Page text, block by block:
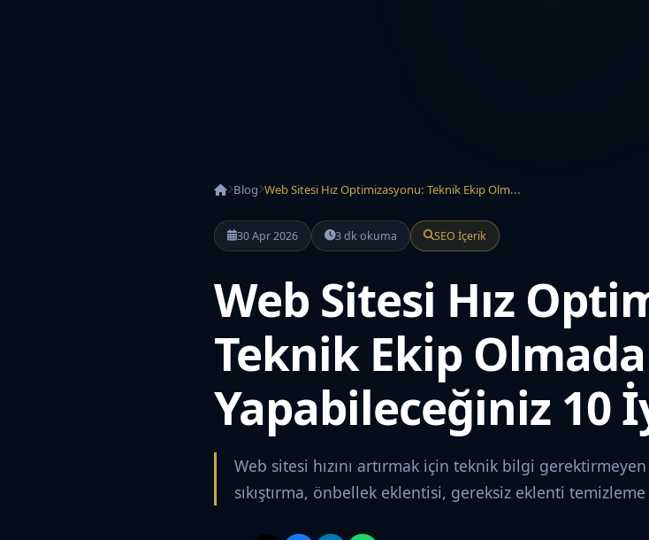
Blog Web Sitesi Hız Optimizasyonu: Teknik Ekip Olm...
30 Apr 2026 3 dk okuma SEO İçerik
Web Sitesi Hız
Teknik Ekip
Yapabileceğiniz 10
Web sitesi hızını artırmak için teknik bilgi
sıkıştırma, önbellek eklentisi, gereksiz eklenti